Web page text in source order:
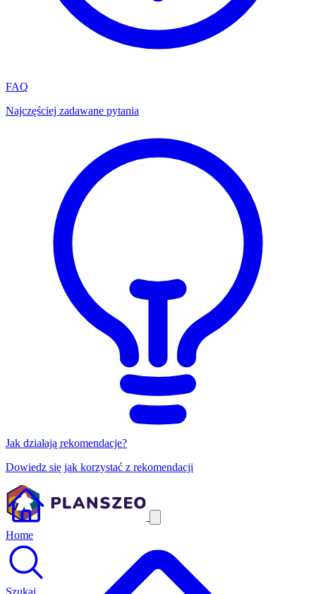
FAQ
Najczęściej zadawane pytania
Jak działają rekomendacje?
Dowiedz się jak korzystać z rekomendacji
Home
Szukaj